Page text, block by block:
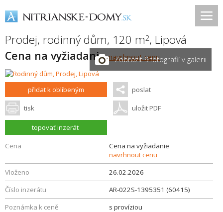
Prodej, rodinný dům, 120 m2, Lipová
Cena na vyžiadanienavrhnout cenu
Zobrazit 9 fotografií v galerii
přidat k oblíbeným poslat
tisk uložit PDF
topovať inzerát
Cena
Cena na vyžiadanie
navrhnout cenu
Vloženo
26.02.2026
Číslo inzerátu
AR-022S-1395351 (60415)
Poznámka k ceně
s províziou